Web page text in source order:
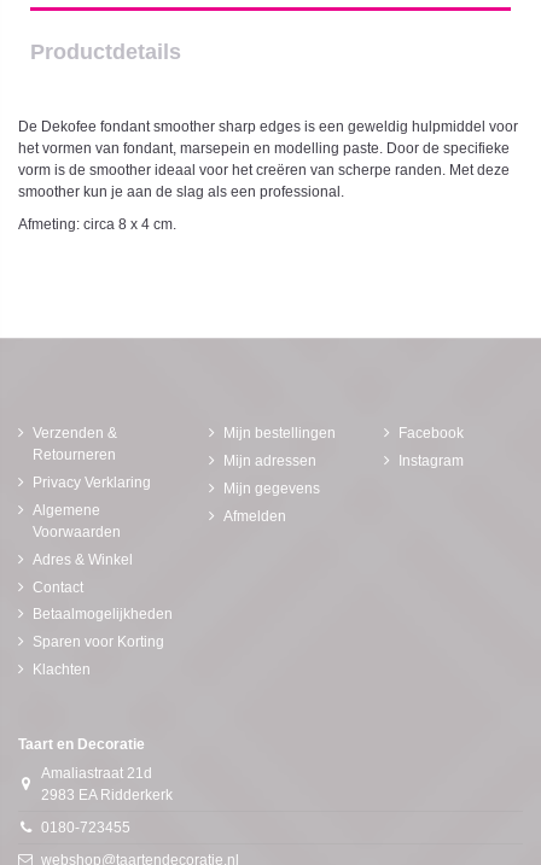
Productdetails
De Dekofee fondant smoother sharp edges is een geweldig hulpmiddel voor
het vormen van fondant, marsepein en modelling paste. Door de specifieke
vorm is de smoother ideaal voor het creëren van scherpe randen. Met deze
smoother kun je aan de slag als een professional.
Afmeting: circa 8 x 4 cm.
Verzenden &
Retourneren
Privacy Verklaring
Algemene
Voorwaarden
Adres & Winkel
Contact
Betaalmogelijkheden
Sparen voor Korting
Klachten
Mijn bestellingen
Mijn adressen
Mijn gegevens
Afmelden
Facebook
Instagram
Taart en Decoratie
Amaliastraat 21d
2983 EA Ridderkerk
0180-723455
webshop@taartendecoratie.nl